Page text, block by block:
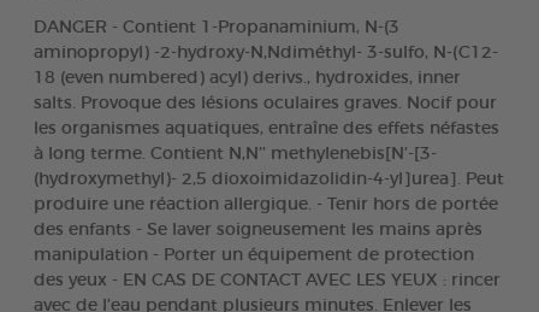
DANGER - Contient 1-Propanaminium, N-(3
aminopropyl) -2-hydroxy-N,Ndiméthyl- 3-sulfo, N-(C12-
18 (even numbered) acyl) derivs., hydroxides, inner
salts. Provoque des lésions oculaires graves. Nocif pour
les organismes aquatiques, entraîne des effets néfastes
à long terme. Contient N,N’’ methylenebis[N’-[3-
(hydroxymethyl)- 2,5 dioxoimidazolidin-4-yl]urea]. Peut
produire une réaction allergique. - Tenir hors de portée
des enfants - Se laver soigneusement les mains après
manipulation - Porter un équipement de protection
des yeux - EN CAS DE CONTACT AVEC LES YEUX : rincer
avec de l’eau pendant plusieurs minutes. Enlever les